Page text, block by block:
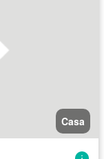
Casa